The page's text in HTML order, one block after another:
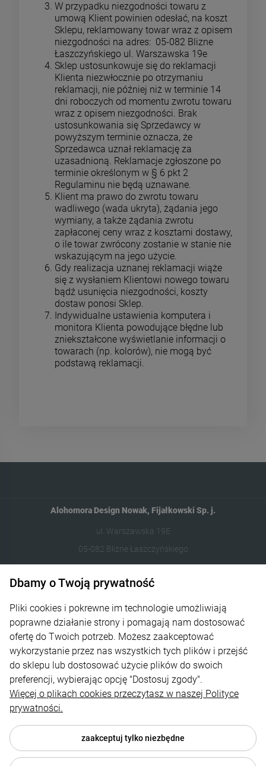
W przypadku niezgodności towaru z
umową Klient powinien odesłać, na koszt
Sklepu, reklamowany towar wraz z opisem
niezgodności na adres: 05-082 Blizne
Łaszczyńskiego ul. Warszawska 19e
Sklep ustosunkowuje się do reklamacji
Klienta niezwłocznie po otrzymaniu
reklamacji, nie później niż w terminie 14
dni roboczych od momentu zwrotu towaru
wraz z opisem niezgodności. Brak
ustosunkowania się Sprzedawcy w
powyższym terminie oznacza, że
Sprzedawca uznał reklamację za
uzasadnioną. Reklamacje zgłoszone po
terminie określonym w § 6 pkt 2
Regulaminu nie będą uznawane.
Klient ma prawo do zwrotu towaru
wadliwego (wada ukryta), żądania jego
wymiany, a także żądania zwrotu
zapłaconej ceny wraz z kosztami dostawy,
o ile towar zwrócony zostanie w stanie nie
wskazującym na jego użycie.
Gdy realizacja uznanej reklamacji wiąże
się z wysłaniem Klientowi nowego towaru
bądź usunięcia niezgodności, koszty
dostaw ponosi Sklep.
Indywidualne ustawienia komputera i
monitora Klienta powodujące błędne lub
zniekształcone wyświetlanie informacji o
towarach (np. kolorów), nie mogą być
podstawą reklamacji.
Alohomora Design Nowak, Fijałkowski Sp. j.
ul. Warszawska 19E
05-082 Blizne Łaszczyńskiego
512 106 162
Pomoc
Moje konto
Płatności i dostawa
O nas
Dbamy o Twoją prywatność
Pliki cookies i pokrewne im technologie umożliwiają
poprawne działanie strony i pomagają nam dostosować
ofertę do Twoich potrzeb. Możesz zaakceptować
wykorzystanie przez nas wszystkich tych plików i przejść
do sklepu lub dostosować użycie plików do swoich
preferencji, wybierając opcję "Dostosuj zgody".
Więcej o plikach cookies przeczytasz w naszej Polityce
prywatności.
zaakceptuj tylko niezbędne